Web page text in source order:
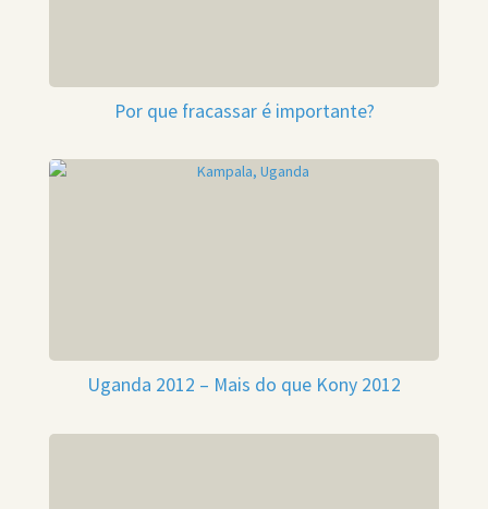
Por que fracassar é importante?
Uganda 2012 – Mais do que Kony 2012